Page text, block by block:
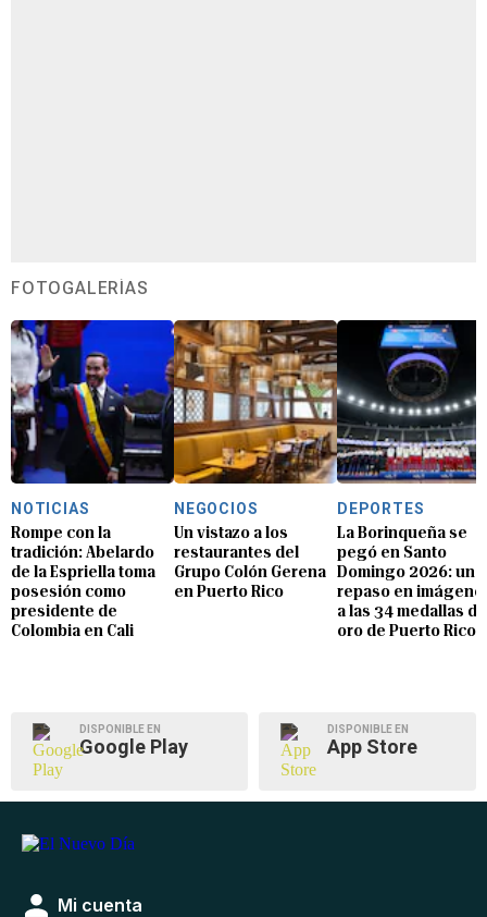
FOTOGALERÍAS
NOTICIAS
Rompe con la
tradición: Abelardo
de la Espriella toma
posesión como
presidente de
Colombia en Cali
NEGOCIOS
Un vistazo a los
restaurantes del
Grupo Colón Gerena
en Puerto Rico
DEPORTES
La Borinqueña se
pegó en Santo
Domingo 2026: un
repaso en
a las 34 medallas de
oro de Puerto Rico
DISPONIBLE EN
Google Play
DISPONIBLE EN
App Store
Mi cuenta